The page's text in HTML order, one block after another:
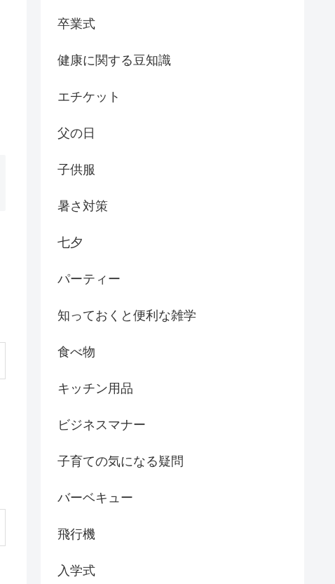
卒業式
健康に関する豆知識
エチケット
父の日
子供服
暑さ対策
七夕
パーティー
知っておくと便利な雑学
食べ物
キッチン用品
ビジネスマナー
子育ての気になる疑問
バーベキュー
飛行機
入学式